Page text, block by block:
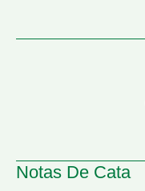
Notas De Cata